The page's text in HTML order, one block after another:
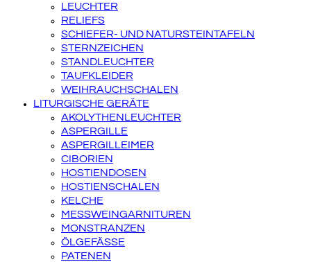
LEUCHTER
RELIEFS
SCHIEFER- UND NATURSTEINTAFELN
STERNZEICHEN
STANDLEUCHTER
TAUFKLEIDER
WEIHRAUCHSCHALEN
LITURGISCHE GERÄTE
AKOLYTHENLEUCHTER
ASPERGILLE
ASPERGILLEIMER
CIBORIEN
HOSTIENDOSEN
HOSTIENSCHALEN
KELCHE
MESSWEINGARNITUREN
MONSTRANZEN
ÖLGEFÄSSE
PATENEN